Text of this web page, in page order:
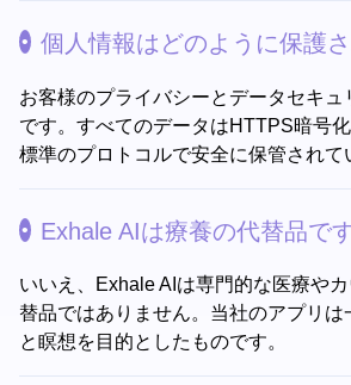
個人情報はどのように保護
お客様のプライバシーとデータセキ
です。すべてのデータはHTTPS暗号
標準のプロトコルで安全に保管されて
Exhale AIは療養の代替品で
いいえ、Exhale AIは専門的な医療や
替品ではありません。当社のアプリは
と瞑想を目的としたものです。